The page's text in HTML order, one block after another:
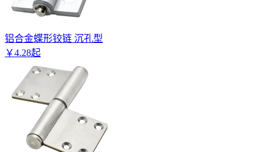
铝合金蝶形铰链 沉孔型
￥4.28起